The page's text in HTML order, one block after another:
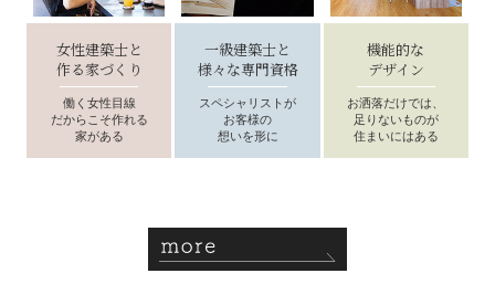
女性建築士と
作る家づくり
働く女性目線
だからこそ作れる
家がある
一級建築士と
様々な専門資格
スペシャリストが
お客様の
想いを形に
機能的な
デザイン
お洒落だけでは、
足りないものが
住まいにはある